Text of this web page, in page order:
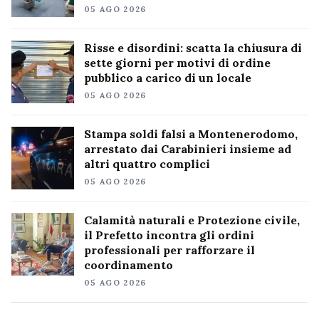
05 AGO 2026
Risse e disordini: scatta la chiusura di
sette giorni per motivi di ordine
pubblico a carico di un locale
05 AGO 2026
Stampa soldi falsi a Montenerodomo,
arrestato dai Carabinieri insieme ad
altri quattro complici
05 AGO 2026
Calamità naturali e Protezione civile,
il Prefetto incontra gli ordini
professionali per rafforzare il
coordinamento
05 AGO 2026